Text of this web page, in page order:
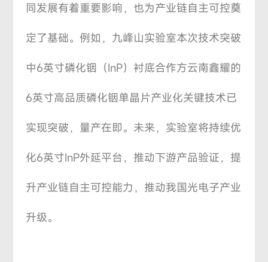
同发展有着重要影响，也为产业链自主可控奠
定了基础。例如，九峰山实验室本次技术突破
中6英寸磷化铟（InP）衬底合作方云南鑫耀的
6英寸高品质磷化铟单晶片产业化关键技术已
实现突破，量产在即。未来，实验室将持续优
化6英寸InP外延平台，推动下游产品验证，提
升产业链自主可控能力，推动我国光电子产业
升级。